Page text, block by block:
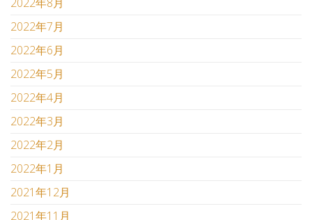
2022年7月
2022年6月
2022年5月
2022年4月
2022年3月
2022年2月
2022年1月
2021年12月
2021年11月